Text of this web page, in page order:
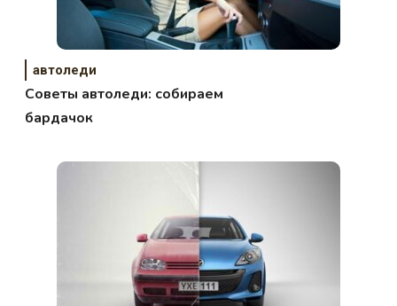
автоледи
Советы автоледи: собираем
бардачок